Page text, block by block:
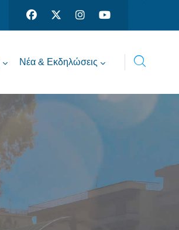
Νέα & Εκδηλώσεις